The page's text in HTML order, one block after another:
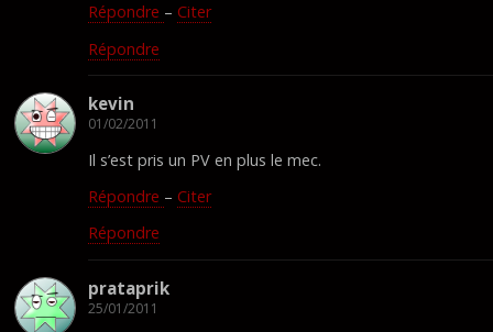
Répondre – Citer
Répondre
kevin
01/02/2011
Il s’est pris un PV en plus le mec.
Répondre – Citer
Répondre
prataprik
25/01/2011